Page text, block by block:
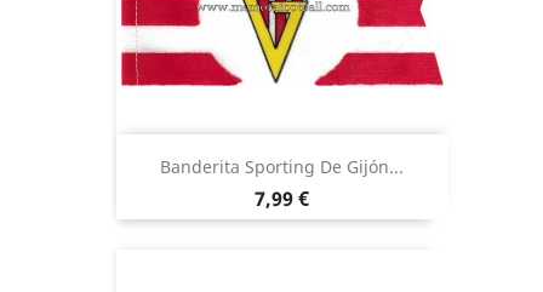
Banderita Sporting De Gijón...
Precio
7,99 €